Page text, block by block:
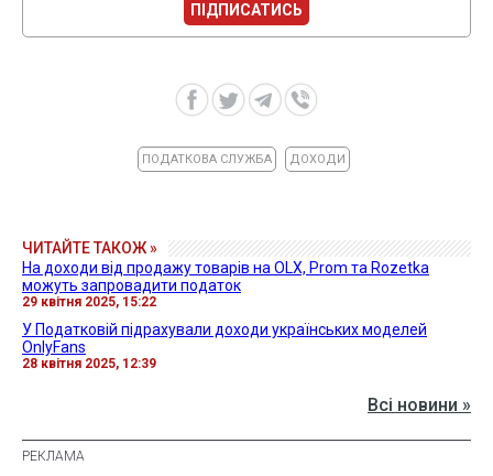
ПІДПИСАТИСЬ
ПОДАТКОВА СЛУЖБА ДОХОДИ
ЧИТАЙТЕ ТАКОЖ »
На доходи від продажу товарів на OLX, Prom та Rozetka
можуть запровадити податок
29 квітня 2025, 15:22
У Податковій підрахували доходи українських моделей
OnlyFans
28 квітня 2025, 12:39
Всі новини »